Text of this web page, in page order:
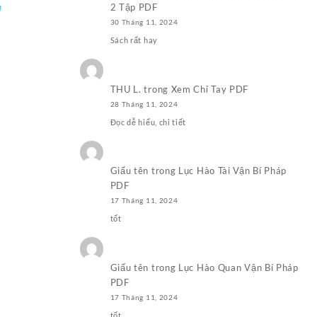
Giá
2 Tập PDF
30 Tháng 11, 2024
Sách rất hay
THU L. trong Xem Chỉ Tay PDF
28 Tháng 11, 2024
Đọc dễ hiểu, chi tiết
Giấu tên trong Lục Hào Tài Vận Bí Pháp
PDF
17 Tháng 11, 2024
tốt
Giấu tên trong Lục Hào Quan Vận Bí Pháp
PDF
17 Tháng 11, 2024
tốt